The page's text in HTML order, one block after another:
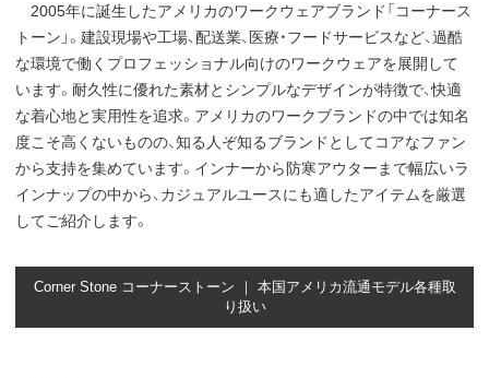
2005年に誕生したアメリカのワークウェアブランド「コーナース
トーン」。建設現場や工場、配送業、医療・フードサービスなど、過酷
な環境で働くプロフェッショナル向けのワークウェアを展開して
います。耐久性に優れた素材とシンプルなデザインが特徴で、快適
な着心地と実用性を追求。アメリカのワークブランドの中では知名
度こそ高くないものの、知る人ぞ知るブランドとしてコアなファン
から支持を集めています。インナーから防寒アウターまで幅広いラ
インナップの中から、カジュアルユースにも適したアイテムを厳選
してご紹介します。
Corner Stone コーナーストーン ｜ 本国アメリカ流通モデル各種取
り扱い